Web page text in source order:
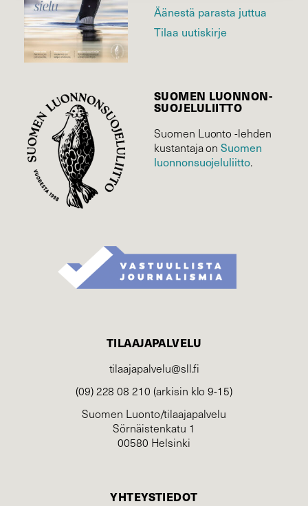
Äänestä parasta juttua
Tilaa uutiskirje
SUOMEN LUONNON­
SUOJELU­LIITTO
Suomen Luonto -lehden
kustantaja onSuomen
luonnonsuojelu­liitto.
TILAAJAPALVELU
tilaajapalvelu@sll.fi
(09) 228 08 210 (arkisin klo 9-15)
Suomen Luonto/tilaajapalvelu
Sörnäistenkatu 1
00580 Helsinki
YHTEYSTIEDOT